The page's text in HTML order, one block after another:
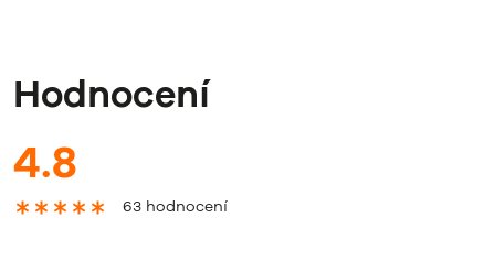
Hodnocení
4.8
63 hodnocení